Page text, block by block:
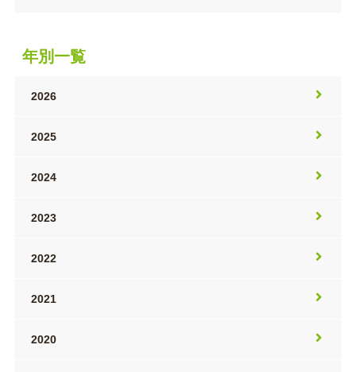
年別一覧
2026
2025
2024
2023
2022
2021
2020